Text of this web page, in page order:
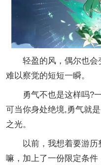
轻盈的风，偶尔也会
难以察觉的短短一瞬。
勇气不也是这样吗?一
可当你身处绝境,勇气就
之光。
以前，我想着要游历
嘛，加上了一份限定条件